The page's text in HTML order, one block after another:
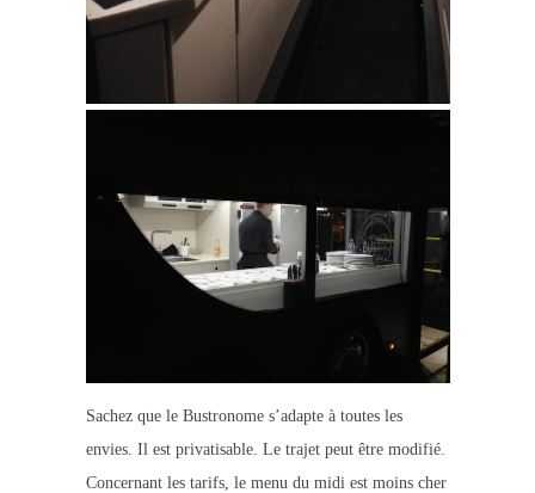
Sachez que le Bustronome s’adapte à toutes les
envies. Il est privatisable. Le trajet peut être modifié.
Concernant les tarifs, le menu du midi est moins cher